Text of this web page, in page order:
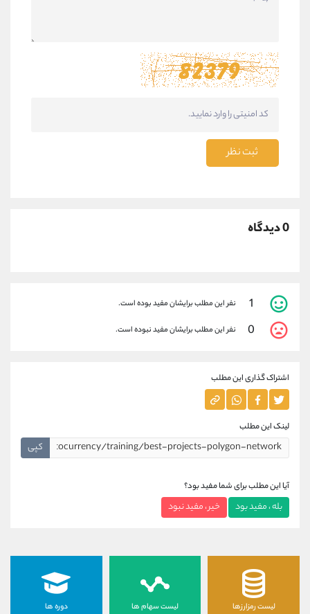
ثبت نظر
0 دیدگاه
1 نفر این مطلب برایشان مفید بوده است.
0 نفر این مطلب برایشان مفید نبوده است.
اشتراک گذاری این مطلب
لینک این مطلب
کپی
آیا این مطلب برای شما مفید بود؟
بله ، مفید بود خیر ، مفید نبود
لیست رمزارزها لیست سهام ها دوره ها